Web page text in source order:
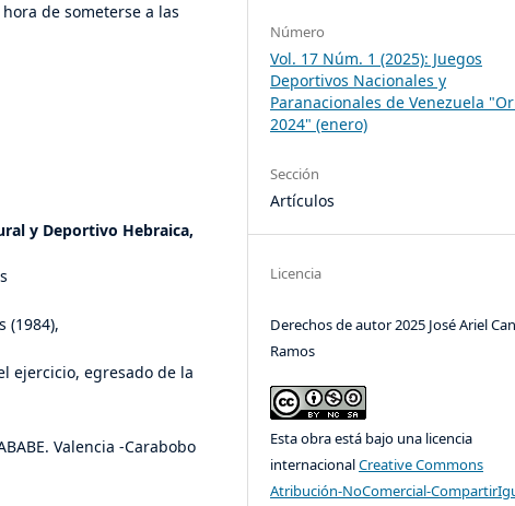
de someterse a las
y Deportivo Hebraica,
Caracas (1984),
ejercicio, egresado de la
Valencia -Carabobo
Número
Vol. 17 Núm. 1 (2025): Juegos
Deportivos Nacionales y
Paranacionales de Venezuela
2024" (enero)
Sección
Artículos
Licencia
Derechos de autor 2025 José Ariel
Ramos
Esta obra está bajo una licencia
internacionalCreative Commons
Atribución-NoComercial-